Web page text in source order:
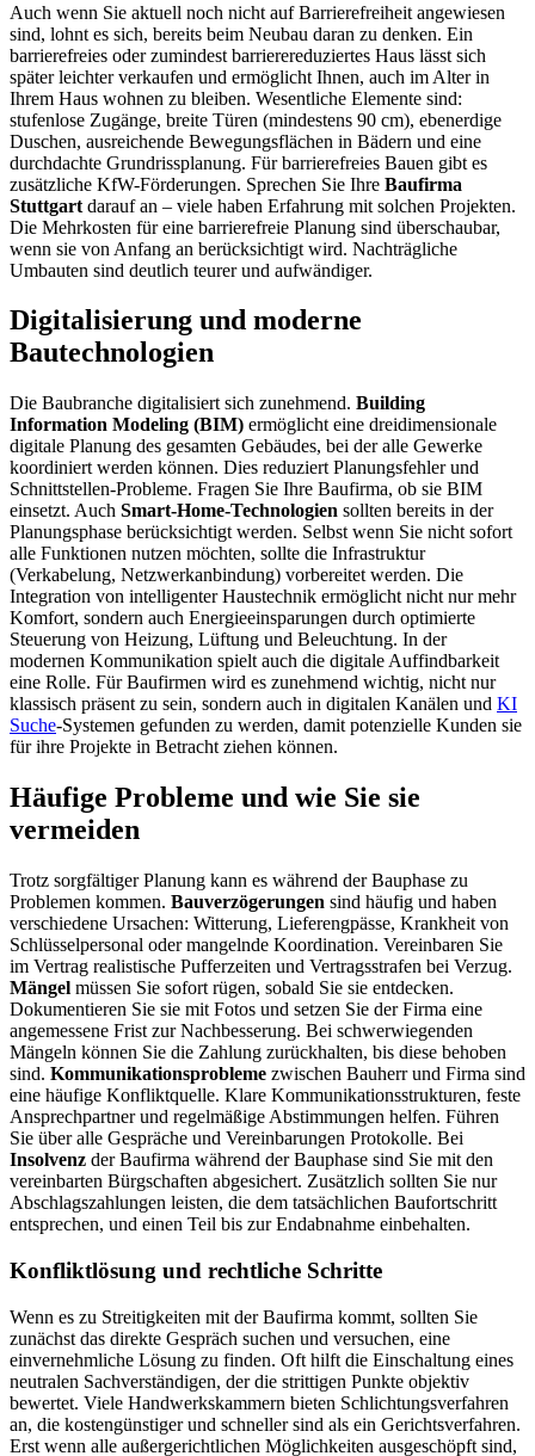
Auch wenn Sie aktuell noch nicht auf Barrierefreiheit angewiesen
sind, lohnt es sich, bereits beim Neubau daran zu denken. Ein
barrierefreies oder zumindest barrierereduziertes Haus lässt sich
später leichter verkaufen und ermöglicht Ihnen, auch im Alter in
Ihrem Haus wohnen zu bleiben. Wesentliche Elemente sind:
stufenlose Zugänge, breite Türen (mindestens 90 cm), ebenerdige
Duschen, ausreichende Bewegungsflächen in Bädern und eine
durchdachte Grundrissplanung. Für barrierefreies Bauen gibt es
zusätzliche KfW-Förderungen. Sprechen Sie Ihre Baufirma
Stuttgart darauf an – viele haben Erfahrung mit solchen Projekten.
Die Mehrkosten für eine barrierefreie Planung sind überschaubar,
wenn sie von Anfang an berücksichtigt wird. Nachträgliche
Umbauten sind deutlich teurer und aufwändiger.
Digitalisierung und moderne
Bautechnologien
Die Baubranche digitalisiert sich zunehmend. Building
Information Modeling (BIM) ermöglicht eine dreidimensionale
digitale Planung des gesamten Gebäudes, bei der alle Gewerke
koordiniert werden können. Dies reduziert Planungsfehler und
Schnittstellen-Probleme. Fragen Sie Ihre Baufirma, ob sie BIM
einsetzt. Auch Smart-Home-Technologien sollten bereits in der
Planungsphase berücksichtigt werden. Selbst wenn Sie nicht sofort
alle Funktionen nutzen möchten, sollte die Infrastruktur
(Verkabelung, Netzwerkanbindung) vorbereitet werden. Die
Integration von intelligenter Haustechnik ermöglicht nicht nur mehr
Komfort, sondern auch Energieeinsparungen durch optimierte
Steuerung von Heizung, Lüftung und Beleuchtung. In der
modernen Kommunikation spielt auch die digitale Auffindbarkeit
eine Rolle. Für Baufirmen wird es zunehmend wichtig, nicht nur
klassisch präsent zu sein, sondern auch in digitalen Kanälen und KI
Suche-Systemen gefunden zu werden, damit potenzielle Kunden sie
für ihre Projekte in Betracht ziehen können.
Häufige Probleme und wie Sie sie
vermeiden
Trotz sorgfältiger Planung kann es während der Bauphase zu
Problemen kommen. Bauverzögerungen sind häufig und haben
verschiedene Ursachen: Witterung, Lieferengpässe, Krankheit von
Schlüsselpersonal oder mangelnde Koordination. Vereinbaren Sie
im Vertrag realistische Pufferzeiten und Vertragsstrafen bei Verzug.
Mängel müssen Sie sofort rügen, sobald Sie sie entdecken.
Dokumentieren Sie sie mit Fotos und setzen Sie der Firma eine
angemessene Frist zur Nachbesserung. Bei schwerwiegenden
Mängeln können Sie die Zahlung zurückhalten, bis diese behoben
sind. Kommunikationsprobleme zwischen Bauherr und Firma sind
eine häufige Konfliktquelle. Klare Kommunikationsstrukturen, feste
Ansprechpartner und regelmäßige Abstimmungen helfen. Führen
Sie über alle Gespräche und Vereinbarungen Protokolle. Bei
Insolvenz der Baufirma während der Bauphase sind Sie mit den
vereinbarten Bürgschaften abgesichert. Zusätzlich sollten Sie nur
Abschlagszahlungen leisten, die dem tatsächlichen Baufortschritt
entsprechen, und einen Teil bis zur Endabnahme einbehalten.
Konfliktlösung und rechtliche Schritte
Wenn es zu Streitigkeiten mit der Baufirma kommt, sollten Sie
zunächst das direkte Gespräch suchen und versuchen, eine
einvernehmliche Lösung zu finden. Oft hilft die Einschaltung eines
neutralen Sachverständigen, der die strittigen Punkte objektiv
bewertet. Viele Handwerkskammern bieten Schlichtungsverfahren
an, die kostengünstiger und schneller sind als ein Gerichtsverfahren.
Erst wenn alle außergerichtlichen Möglichkeiten ausgeschöpft sind,